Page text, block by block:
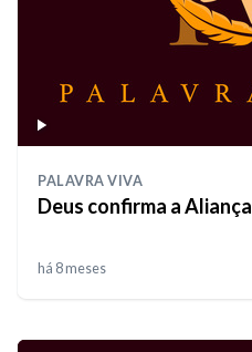
PALAVRA VIVA
Deus confirma a Aliança
há 8 meses